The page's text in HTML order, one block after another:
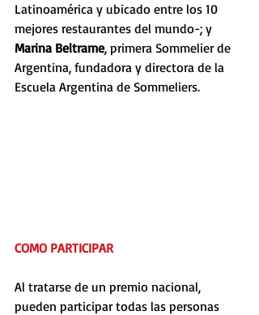
Latinoamérica y ubicado entre los 10
mejores restaurantes del mundo-; y
Marina Beltrame, primera Sommelier de
Argentina, fundadora y directora de la
Escuela Argentina de Sommeliers.
COMO PARTICIPAR
Al tratarse de un premio nacional,
pueden participar todas las personas